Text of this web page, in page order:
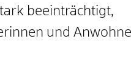
beeinträchtigt,
und